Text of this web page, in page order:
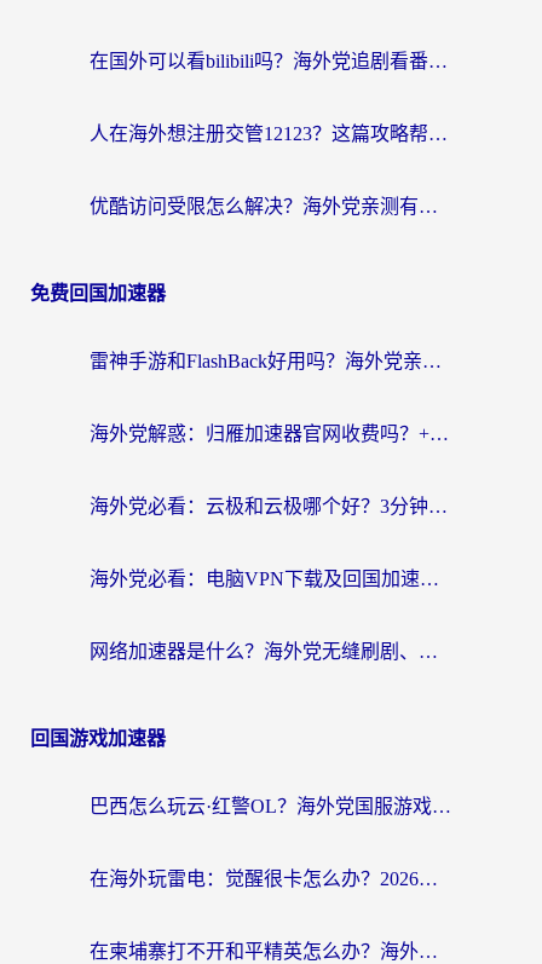
在国外可以看bilibili吗？海外党追剧看番的终极解决方案来了
人在海外想注册交管12123？这篇攻略帮你搞定（附回国加速神器）
优酷访问受限怎么解决？海外党亲测有效的回国加速方案
免费回国加速器
雷神手游和FlashBack好用吗？海外党亲测指南，避开破解版坑轻松访问国内资源
海外党解惑：归雁加速器官网收费吗？+3个回国加速问题的真实答案
海外党必看：云极和云极哪个好？3分钟选对回国加速器，无缝访问国内资源
海外党必看：电脑VPN下载及回国加速器选择指南——无缝访问国内资源不再难
网络加速器是什么？海外党无缝刷剧、看NBA的实用指南
回国游戏加速器
巴西怎么玩云·红警OL？海外党国服游戏加速终极攻略（附非洲逆水寒&天下山海低延迟技巧）
在海外玩雷电：觉醒很卡怎么办？2026终极指南帮你告别延迟与卡顿
在柬埔寨打不开和平精英怎么办？海外党必看的国服游戏加速终极指南